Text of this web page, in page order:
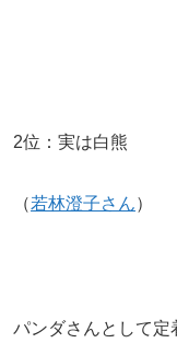
2位：実は白熊
（若林澄子さん）
パンダさんとして定